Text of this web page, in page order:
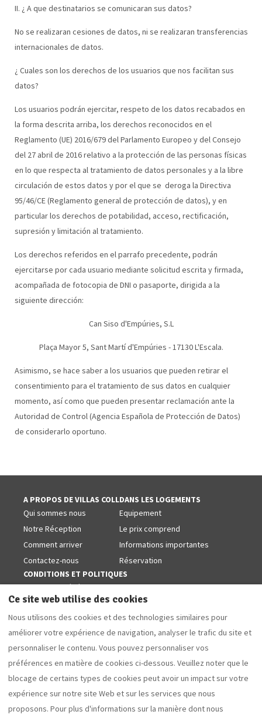
II. ¿ A que destinatarios se comunicaran sus datos?
No se realizaran cesiones de datos, ni se realizaran transferencias
internacionales de datos.
¿ Cuales son los derechos de los usuarios que nos facilitan sus
datos?
Los usuarios podrán ejercitar, respeto de los datos recabados en
la forma descrita arriba, los derechos reconocidos en el
Reglamento (UE) 2016/679 del Parlamento Europeo y del Consejo
del 27 abril de 2016 relativo a la protección de las personas físicas
en lo que respecta al tratamiento de datos personales y a la libre
circulación de estos datos y por el que se deroga la Directiva
95/46/CE (Reglamento general de protección de datos), y en
particular los derechos de potabilidad, acceso, rectificación,
supresión y limitación al tratamiento.
Los derechos referidos en el parrafo precedente, podrán
ejercitarse por cada usuario mediante solicitud escrita y firmada,
acompañada de fotocopia de DNI o pasaporte, dirigida a la
siguiente dirección:
Can Siso d'Empúries, S.L
Plaça Mayor 5, Sant Martí d'Empúries - 17130 L'Escala.
Asimismo, se hace saber a los usuarios que pueden retirar el
consentimiento para el tratamiento de sus datos en cualquier
momento, así como que pueden presentar reclamación ante la
Autoridad de Control (Agencia Española de Protección de Datos)
de considerarlo oportuno.
A PROPOS DE VILLAS COLL
Qui sommes nous
Notre Réception
Comment arriver
Contactez-nous
DANS LES LOGEMENTS
Equipement
Le prix comprend
Informations importantes
Réservation
CONDITIONS ET POLITIQUES
Conditions générales
Politiques de cookies
Avis juridique
Politique de confidentialité
SUIVEZ-NOUS SUR LES RÉSEAUX
Facebook
Français EUR +34 629853868
Ce site web utilise des cookies
Nous utilisons des cookies et des technologies similaires pour
améliorer votre expérience de navigation, analyser le trafic du site et
personnaliser le contenu. Vous pouvez personnaliser vos
préférences en matière de cookies ci-dessous. Veuillez noter que le
blocage de certains types de cookies peut avoir un impact sur votre
expérience sur notre site Web et sur les services que nous
proposons. Pour plus d'informations sur la manière dont nous